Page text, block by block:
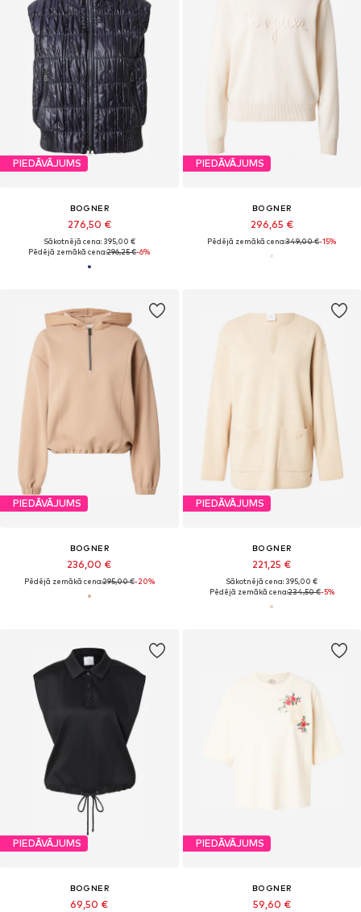
PIEDĀVĀJUMS
BOGNER
276,50 €
Sākotnējā cena: 395,00 €
Pēdējā zemākā cena:296,25 €-6%
PIEDĀVĀJUMS
BOGNER
296,65 €
Pēdējā zemākā cena:349,00 €-15%
PIEDĀVĀJUMS
BOGNER
236,00 €
Pēdējā zemākā cena:295,00 €-20%
PIEDĀVĀJUMS
BOGNER
221,25 €
Sākotnējā cena: 395,00 €
Pēdējā zemākā cena:234,50 €-5%
PIEDĀVĀJUMS
BOGNER
69,50 €
PIEDĀVĀJUMS
BOGNER
59,60 €